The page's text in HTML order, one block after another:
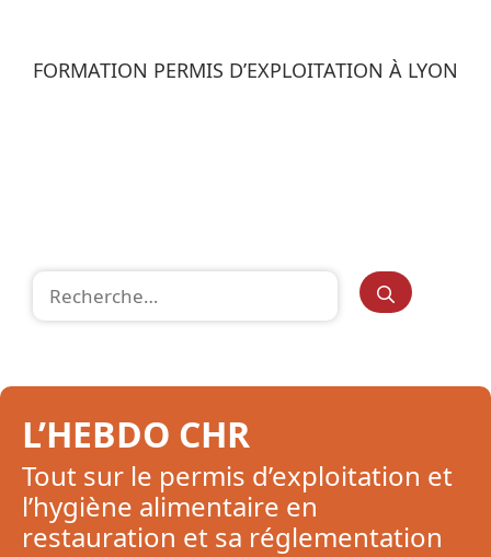
FORMATION PERMIS D’EXPLOITATION À LYON
L’HEBDO CHR
Tout sur le permis d’exploitation et
l’hygiène alimentaire en
restauration et sa réglementation